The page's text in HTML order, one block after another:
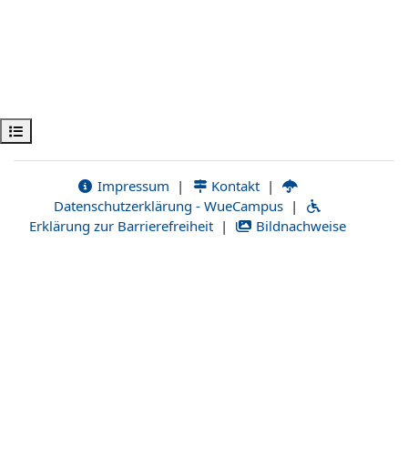
Kurs dizinini aç
Impressum | Kontakt |
Datenschutzerklärung - WueCampus |
Erklärung zur Barrierefreiheit | Bildnachweise